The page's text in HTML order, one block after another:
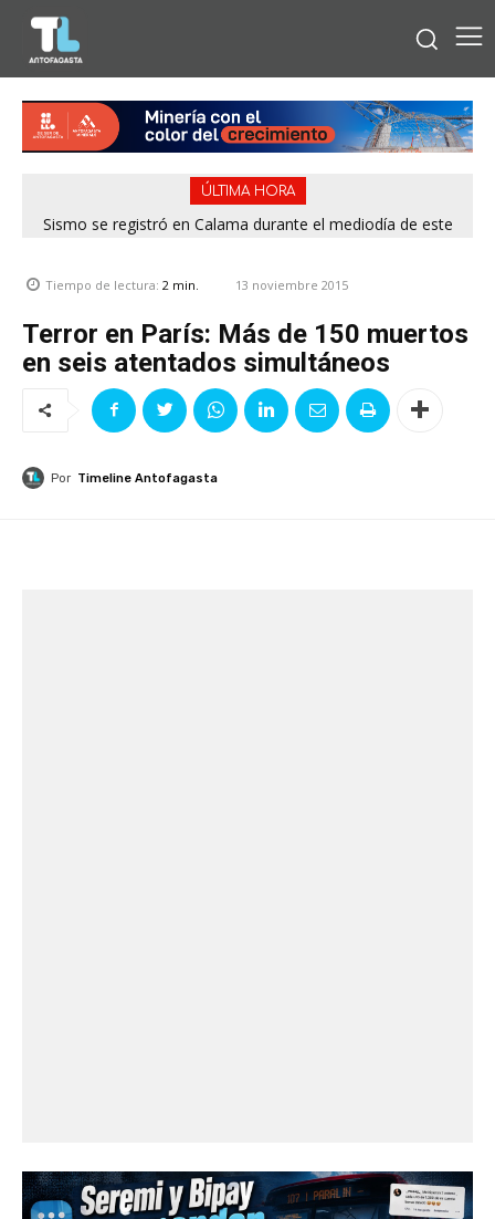
ÚLTIMA HORA
Sismo se registró en Calama durante el mediodía de este
Tiempo de lectura: 2 min. 13 noviembre 2015
Terror en París: Más de 150 muertos
en seis atentados simultáneos
Por Timeline Antofagasta